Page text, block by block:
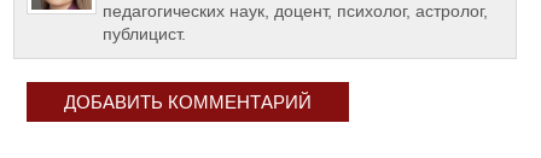
педагогических наук, доцент, психолог, астролог,
публицист.
ДОБАВИТЬ КОММЕНТАРИЙ